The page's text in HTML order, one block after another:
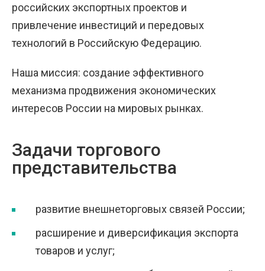
российских экспортных проектов и
привлечение инвестиций и передовых
технологий в Российскую Федерацию.
Наша миссия: создание эффективного
механизма продвижения экономических
интересов России на мировых рынках.
Задачи торгового
представительства
развитие внешнеторговых связей России;
расширение и диверсификация экспорта
товаров и услуг;